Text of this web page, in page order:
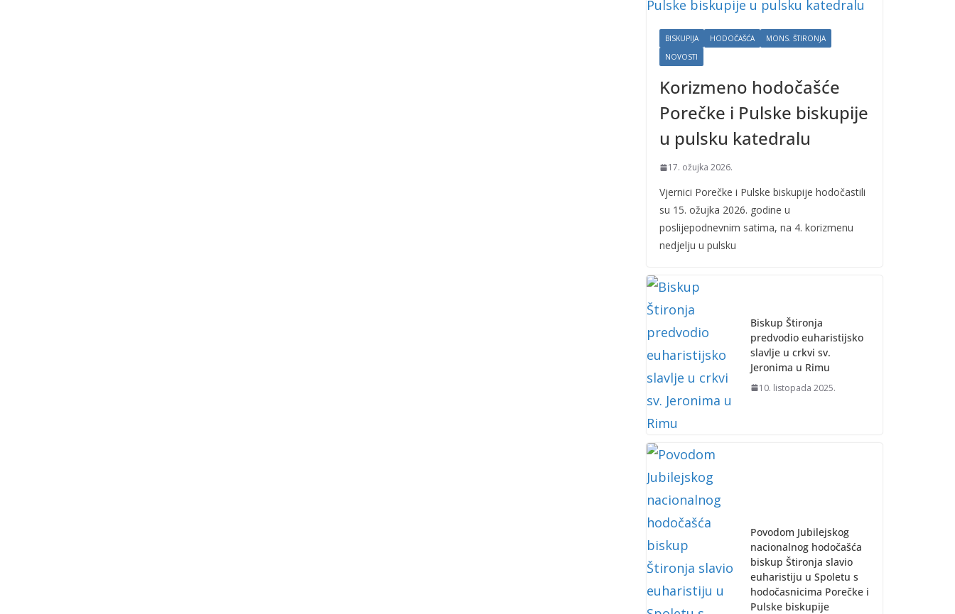
BISKUPIJA HODOČAŠĆA
MONS. ŠTIRONJA
NOVOSTI
Korizmeno hodočašće
Porečke i Pulske biskupije
u pulsku katedralu
17. ožujka 2026.
Vjernici Porečke i Pulske biskupije hodočastili
su 15. ožujka 2026. godine u
poslijepodnevnim satima, na 4. korizmenu
nedjelju u pulsku
Biskup Štironja
predvodio euharistijsko
slavlje u crkvi sv.
Jeronima u Rimu
10. listopada 2025.
Povodom Jubilejskog
nacionalnog hodočašća
biskup Štironja slavio
euharistiju u Spoletu s
hodočasnicima Porečke i
Pulske biskupije